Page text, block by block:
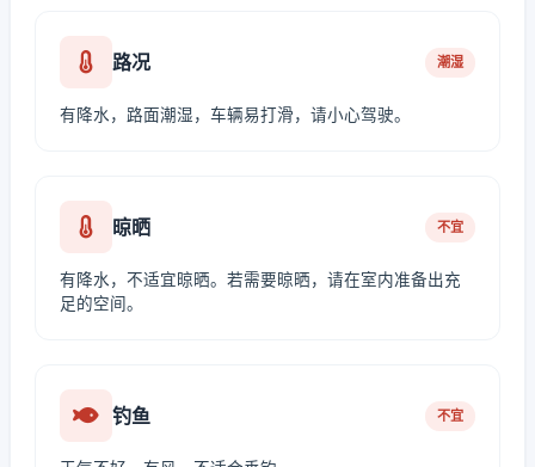
路况 潮湿
有降水，路面潮湿，车辆易打滑，请小心驾驶。
晾晒 不宜
有降水，不适宜晾晒。若需要晾晒，请在室内准备出充
足的空间。
钓鱼 不宜